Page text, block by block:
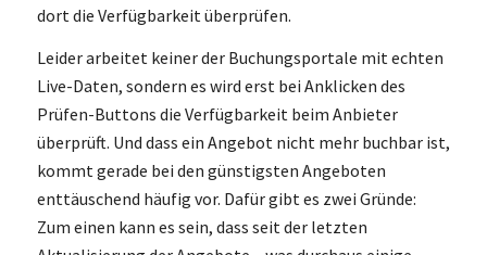
dort die Verfügbarkeit überprüfen.
Leider arbeitet keiner der Buchungsportale mit echten
Live-Daten, sondern es wird erst bei Anklicken des
Prüfen-Buttons die Verfügbarkeit beim Anbieter
überprüft. Und dass ein Angebot nicht mehr buchbar ist,
kommt gerade bei den günstigsten Angeboten
enttäuschend häufig vor. Dafür gibt es zwei Gründe:
Zum einen kann es sein, dass seit der letzten